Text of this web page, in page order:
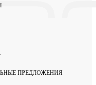
ПРЕДЛОЖЕНИЯ